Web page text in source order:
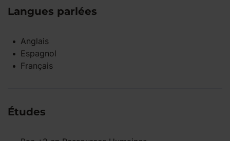
Langues parlées
Anglais
Espagnol
Français
Études